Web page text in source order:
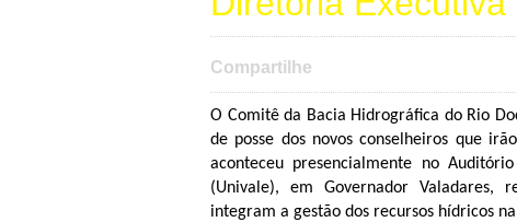
Compartilhe
O Comitê da Bacia Hidrográfica do Rio
de posse dos novos conselheiros que
aconteceu presencialmente no
(Univale), em Governador Valadares,
integram a gestão dos recursos hídricos